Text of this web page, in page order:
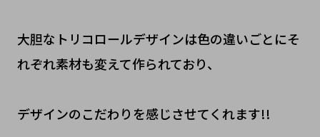
大胆なトリコロールデザインは色の違いごとにそ
れぞれ素材も変えて作られており、
デザインのこだわりを感じさせてくれます!!